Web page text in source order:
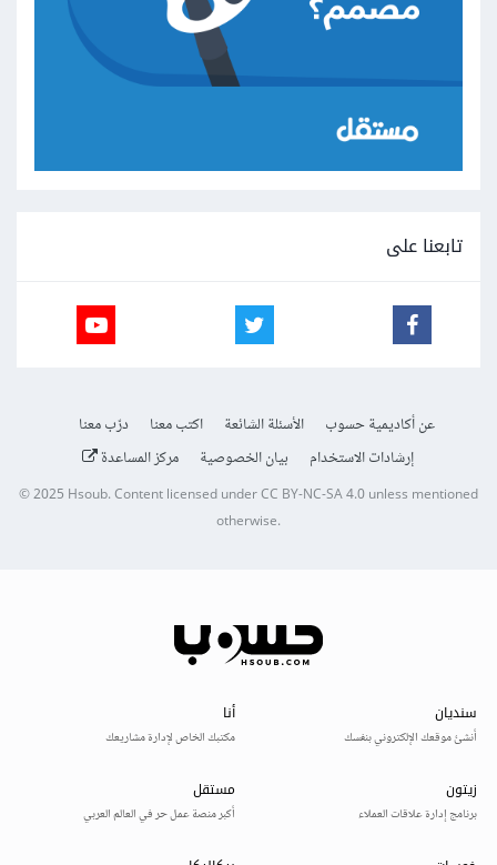
تابعنا على
عن أكاديمية حسوب الأسئلة الشائعة اكتب معنا
درّب معنا
إرشادات الاستخدام
بيان الخصوصية مركز المساعدة
© 2025Hsoub.Content licensed underCC BY-NC-SA 4.0unless mentioned
otherwise.